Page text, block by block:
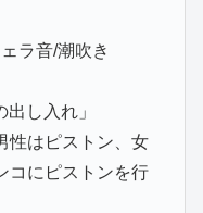
ラ音/潮吹き
し入れ」
性はピストン、女
コにピストンを行